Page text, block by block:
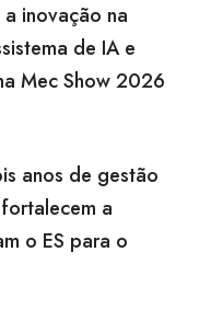
a inovação na
de IA e
Mec Show 2026
anos de gestão
a
o ES para o